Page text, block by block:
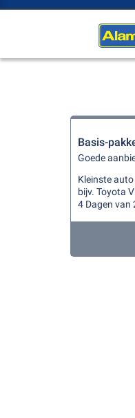
Basis-
Goede
Kleinste auto
bijv. Toyota
4 Dagen van